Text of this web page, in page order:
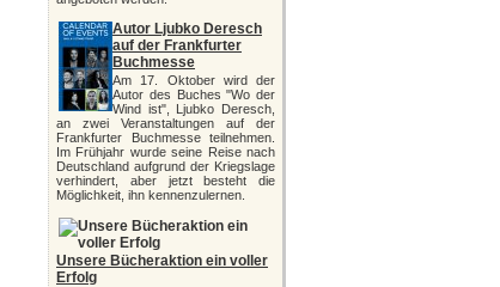
Autor Ljubko Deresch
auf der Frankfurter
Buchmesse
Am 17. Oktober wird der
Autor des Buches "Wo der
Wind ist", Ljubko Deresch,
an zwei Veranstaltungen auf der
Frankfurter Buchmesse teilnehmen.
Im Frühjahr wurde seine Reise nach
Deutschland aufgrund der Kriegslage
verhindert, aber jetzt besteht die
Möglichkeit, ihn kennenzulernen.
Unsere Bücheraktion ein voller
Erfolg